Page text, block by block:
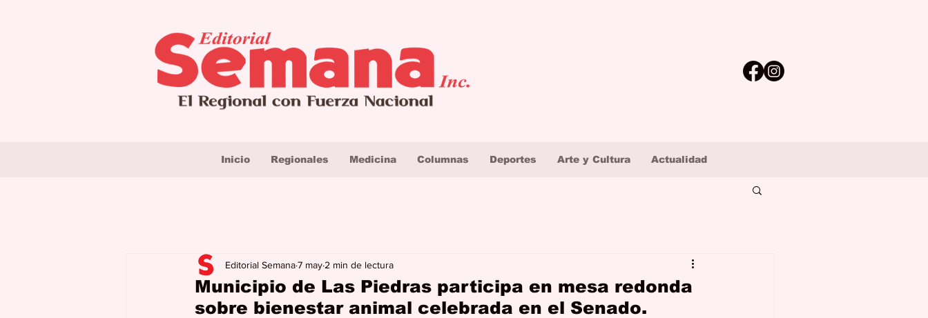
Inicio Regionales Medicina Columnas Deportes Arte y Cultura Actualidad
Municipio de Las Piedras participa en mesa redonda
sobre bienestar animal celebrada en el Senado.
Editorial Semana7 may 2 min de lectura